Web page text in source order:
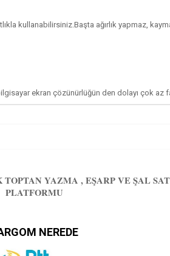
kullanabilirsiniz.Başta ağırlık yapmaz,
ekran çözünürlüğün den dolayı çok az
YAZMA , EŞARP VE ŞAL
PLATFORMU
NEREDE